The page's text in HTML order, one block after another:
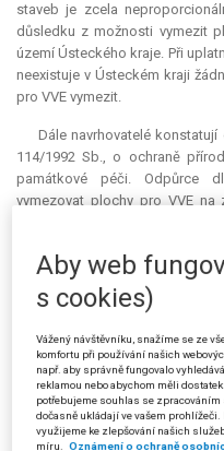
staveb je zcela
důsledku z možnosti vymezit
území Ústeckého kraje. Při
neexistuje v Ústeckém kraji
pro VVE vymezit.
Dále navrhovatelé
114/1992 Sb., o ochraně
památkové péči. Odpůrce
vymezovat plochy pro VVE na
závazně rozhodl namísto
každém konkrétním případě
možným zásahem do
VVE v napadených částech
nepodmíněná a neumožňující
zájmům a hodnotám, než je
Ohledně zásahu
samosprávu a vlastnického
Aby web
s cookies)
Vážený návštěvníku, snažíme se ze
komfortu při používání našich
např. aby správně fungovalo
reklamou nebo abychom měli
potřebujeme souhlas se zpracováním
dočasně ukládají ve vašem
využijeme ke zlepšování našich
míru. Oznámení o ochraně